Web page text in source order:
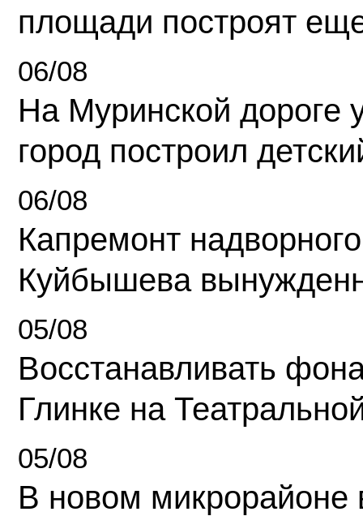
площади построят
06/08
На Муринской дороге
город построил
06/08
Капремонт
Куйбышева
05/08
Восстанавливать
Глинке на
05/08
В новом микрорайоне